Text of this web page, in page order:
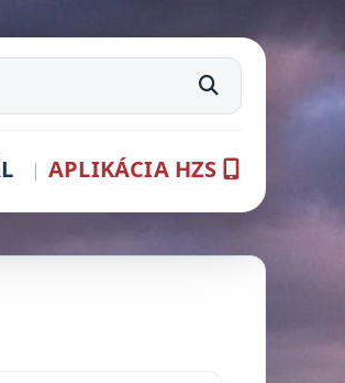
APLIKÁCIA HZS